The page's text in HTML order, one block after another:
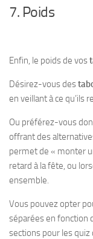
7. Poids
Enfin, le poids de vos
Désirez-vous des
en veillant à ce qu’ils
Ou préférez-vous
offrant des
permet de « monter
retard à la fête, ou
ensemble.
Vous pouvez opter
séparées en fonction
sections pour les